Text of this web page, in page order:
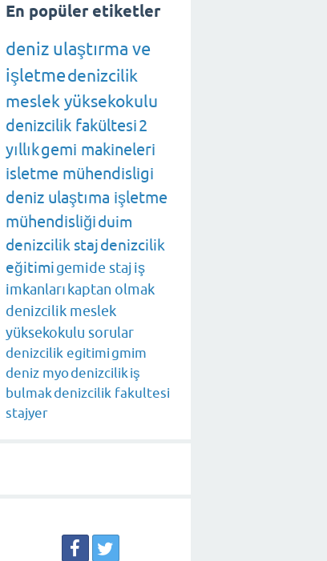
En popüler etiketler
deniz ulaştırma ve
işletmedenizcilik
meslek yüksekokulu
denizcilik fakültesi2
yıllıkgemi makineleri
isletme mühendisligi
deniz ulaştıma işletme
mühendisliğiduim
denizcilik stajdenizcilik
eğitimigemide stajiş
imkanlarıkaptan olmak
denizcilik meslek
yüksekokulu sorular
denizcilik egitimigmim
deniz myodenizcilikiş
bulmakdenizcilik fakultesi
stajyer